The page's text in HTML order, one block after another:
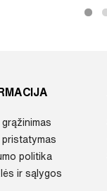
grąžinimas
pristatymas
politika
ir sąlygos